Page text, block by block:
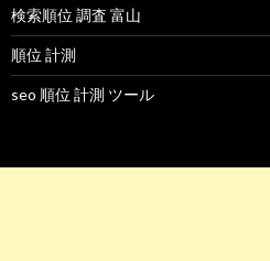
検索順位 調査 富山
順位 計測
seo 順位 計測 ツール